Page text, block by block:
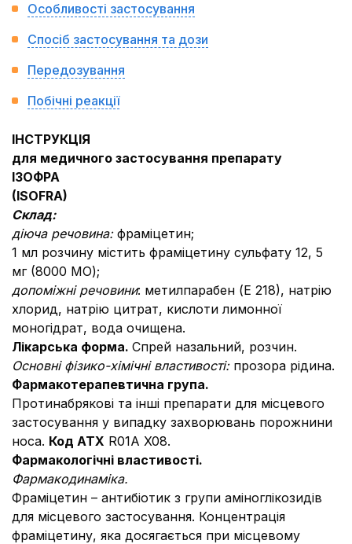
Особливості застосування
Спосіб застосування та дози
Передозування
Побічні реакції
ІНСТРУКЦІЯ
для медичного застосування препарату
ІЗОФРА
(ISOFRA)
Склад:
діюча речовина: фраміцетин;
1 мл розчину містить фраміцетину сульфату 12, 5
мг (8000 МО);
допоміжні речовини: метилпарабен (Е 218), натрію
хлорид, натрію цитрат, кислоти лимонної
моногідрат, вода очищена.
Лікарська форма. Спрей назальний, розчин.
Основні фізико-хімічні властивості: прозора рідина.
Фармакотерапевтична група.
Протинабрякові та інші препарати для місцевого
застосування у випадку захворювань порожнини
носа. Код АТХ R01A X08.
Фармакологічні властивості.
Фармакодинаміка.
Фраміцетин – антибіотик з групи аміноглікозидів
для місцевого застосування. Концентрація
фраміцетину, яка досягається при місцевому